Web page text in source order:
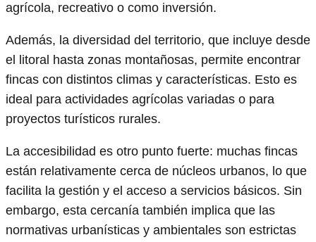
agrícola, recreativo o como inversión.
Además, la diversidad del territorio, que incluye desde
el litoral hasta zonas montañosas, permite encontrar
fincas con distintos climas y características. Esto es
ideal para actividades agrícolas variadas o para
proyectos turísticos rurales.
La accesibilidad es otro punto fuerte: muchas fincas
están relativamente cerca de núcleos urbanos, lo que
facilita la gestión y el acceso a servicios básicos. Sin
embargo, esta cercanía también implica que las
normativas urbanísticas y ambientales son estrictas